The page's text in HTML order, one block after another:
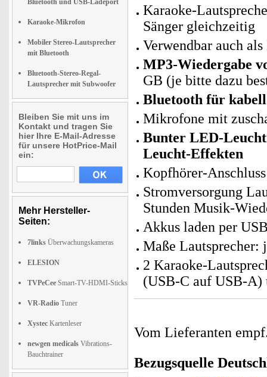
Bluetooth und USB-Ladeport
Karaoke-Mikrofon
Mobiler Stereo-Lautsprecher
mit Bluetooth
Bluetooth-Stereo-Regal-
Lautsprecher mit Subwoofer
Bleiben Sie mit uns im
Kontakt und tragen Sie
hier Ihre E-Mail-Adresse
für unsere HotPrice-Mail
ein:
Mehr Hersteller-
Seiten:
7links Überwachungskameras
ELESION
TVPeCee Smart-TV-HDMI-Sticks
VR-Radio Tuner
Xystec Kartenleser
newgen medicals Vibrations-
Bauchtrainer
Karaoke-
Sänger gleichzeitig
Verwendbar auch
MP3-Wiedergabe
GB (je bitte dazu
Bluetooth für
Mikrofone mit
Bunter LED-
Leucht-Effekten
Kopfhörer-
Stromversorgung
Stunden Musik-
Akkus laden per
Maße Lautsprecher:
2 Karaoke-
(USB-C auf USB-A)
Vom Lieferanten
Bezugsquelle